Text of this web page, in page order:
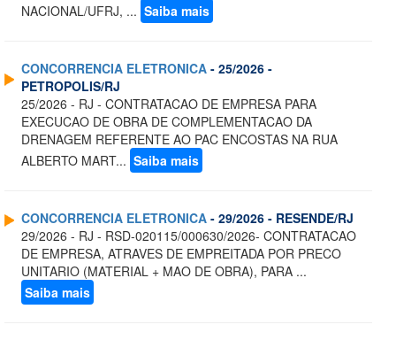
NACIONAL/UFRJ, ... Saiba mais
CONCORRENCIA ELETRONICA - 25/2026 -
PETROPOLIS/RJ
25/2026 - RJ - CONTRATACAO DE EMPRESA PARA
EXECUCAO DE OBRA DE COMPLEMENTACAO DA
DRENAGEM REFERENTE AO PAC ENCOSTAS NA RUA
ALBERTO MART... Saiba mais
CONCORRENCIA ELETRONICA - 29/2026 - RESENDE/RJ
29/2026 - RJ - RSD-020115/000630/2026- CONTRATACAO
DE EMPRESA, ATRAVES DE EMPREITADA POR PRECO
UNITARIO (MATERIAL + MAO DE OBRA), PARA ...
Saiba mais